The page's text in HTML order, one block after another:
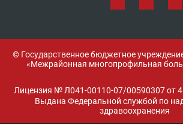
© Государственное бюджетное
«Межрайонная многопрофильная
Лицензия № Л041-00110-07/00590307 от 4
Выдана Федеральной службой по
здравоохранения